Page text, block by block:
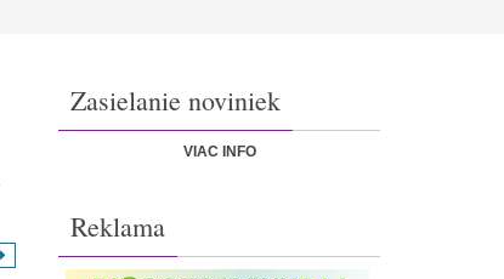
Zasielanie noviniek
VIAC INFO
Reklama